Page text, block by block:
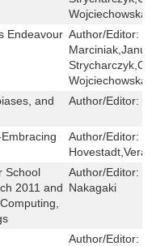
Wojciechowska
Endeavour Author/Editor:
Wojciechowska
and
Author/Editor:
Author/Editor:
Hovestadt,Vera
School
2011 and
Author/Editor:
Nakagaki
Author/Editor: